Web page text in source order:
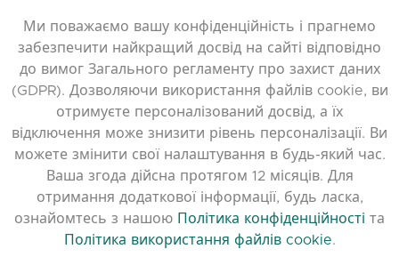
Політика використання файлів cookie
Умови користування
Примітки до випуску
Ми поважаємо вашу конфіденційність і прагнемо
забезпечити найкращий досвід на сайті відповідно
до вимог Загального регламенту про захист даних
(GDPR). Дозволяючи використання файлів cookie, ви
отримуєте персоналізований досвід, а їх
відключення може знизити рівень персоналізації. Ви
можете змінити свої налаштування в будь-який час.
Ваша згода дійсна протягом 12 місяців. Для
отримання додаткової інформації, будь ласка,
ознайомтесь з нашою Політика конфіденційності та
Політика використання файлів cookie.